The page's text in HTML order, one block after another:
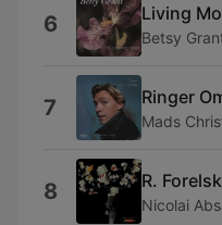
6 Living
Betsy
7 Ringer
Mads
8 R.
Nicolai